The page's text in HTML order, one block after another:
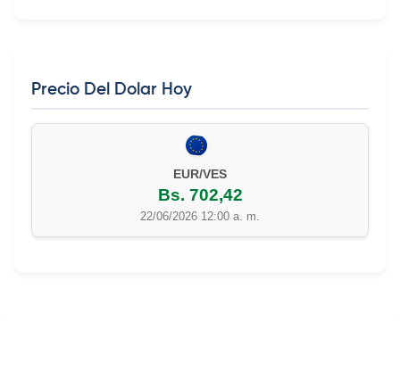
Precio Del Dolar Hoy
EUR/VES
Bs. 702,42
22/06/2026 12:00 a. m.